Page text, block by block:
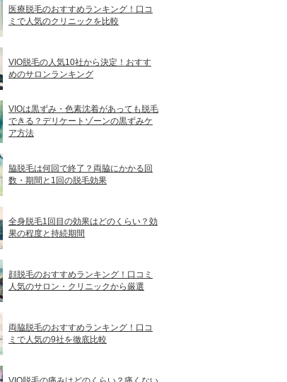
医療脱毛のおすすめランキング！口コ
ミで人気のクリニックを比較
VIO脱毛の人気10社から決定！おすす
めのサロンランキング
VIOは黒ずみ・色素沈着があっても脱毛
できる？デリケートゾーンの黒ずみケ
ア方法
脇脱毛は何回で終了？両脇にかかる回
数・期間と1回の脱毛効果
全身脱毛1回目の効果はどのくらい？効
果の程度と持続期間
顔脱毛のおすすめランキング！口コミ
人気のサロン・クリニックから厳選
両脇脱毛のおすすめランキング！口コ
ミで人気の9社を徹底比較